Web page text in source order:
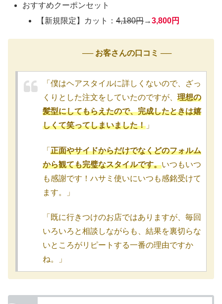
おすすめクーポンセット
【新規限定】カット：4,180円→3,800円
── お客さんの口コミ ──
「僕はヘアスタイルに詳しくないので、ざっ
くりとした注文をしていたのですが、 理想の
髪型にしてもらえたので、完成したときは嬉
しくて笑ってしまいました！ 」
「 正面やサイドからだけでなくどのフォルム
から観ても完璧なスタイルです。いつもいつ
も感謝です！ハサミ使いにいつも感銘受けて
ます。」
「既に行きつけのお店ではありますが、毎回
いろいろと相談しながらも、結果を裏切らな
いところがリピートする一番の理由ですか
ね。」